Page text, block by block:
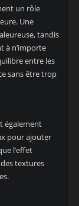
un rôle
Une
tandis
à n’importe
entre les
sans être trop
également
pour ajouter
l’effet
textures